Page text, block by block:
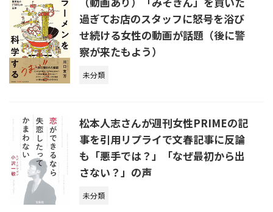
過ぎてお店のスタッフに怒号を浴び
せ続ける女性の動画が話題（後に警
察が来たもよう）
未分類
松本人志さんが週刊女性PRIMEの記
事を引用リプライで文春記事に反論
も「悪手では？」「なぜ最初から出
さない？」の声
未分類